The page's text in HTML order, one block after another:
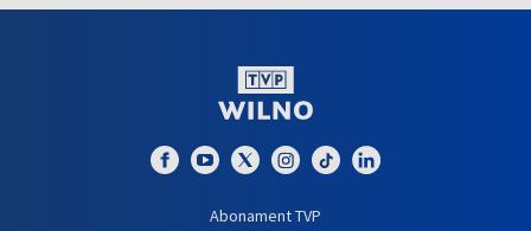
Abonament TVP